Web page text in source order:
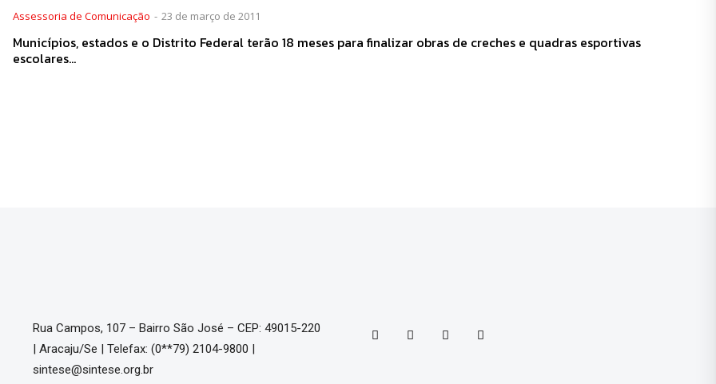
Assessoria de Comunicação - 23 de março de 2011
Municípios, estados e o Distrito Federal terão 18 meses para finalizar obras de creches e quadras esportivas
escolares...
Rua Campos, 107 – Bairro São José – CEP: 49015-220
| Aracaju/Se | Telefax: (0**79) 2104-9800 |
sintese@sintese.org.br